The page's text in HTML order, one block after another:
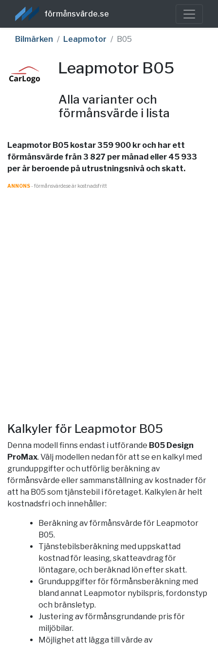
förmånsvärde.se
Bilmärken Leapmotor B05
Leapmotor B05
Alla varianter och
förmånsvärde i lista
Leapmotor B05 kostar 359 900 kr och har ett
förmånsvärde från 3 827 per månad eller 45 933
per år beroende på utrustningsnivå och skatt.
ANNONS- förmånsvärde.se är kostnadsfritt
Kalkyler för Leapmotor B05
Denna modell finns endast i utförande B05 Design
ProMax. Välj modellen nedan för att se en kalkyl med
grunduppgifter och utförlig beräkning av
förmånsvärde eller sammanställning av kostnader för
att ha B05 som tjänstebil i företaget. Kalkylen är helt
kostnadsfri och innehåller:
Beräkning av förmånsvärde för Leapmotor
B05.
Tjänstebilsberäkning med uppskattad
kostnad för leasing, skatteavdrag för
löntagare, och beräknad lön efter skatt.
Grunduppgifter för förmånsberäkning med
bland annat Leapmotor nybilspris, fordonstyp
och bränsletyp.
Justering av förmånsgrundande pris för
miljöbilar.
Möjlighet att lägga till värde av